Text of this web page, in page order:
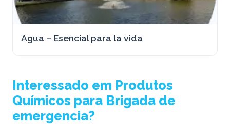
Agua – Esencial para la vida
Interessado em Produtos
Químicos para Brigada de
emergencia?